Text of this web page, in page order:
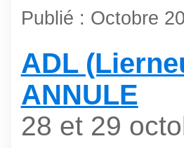
Publié : Octobre
ADL
ANNULE
28 et 29